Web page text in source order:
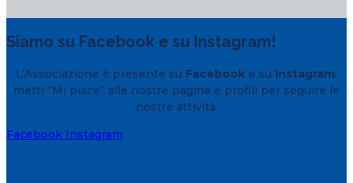
Siamo su Facebook e su Instagram!
L’Associazione è presente su Facebook e su Instagram:
metti “Mi piace” alle nostre pagine e profili per seguire le
nostre attività.
Facebook Instagram